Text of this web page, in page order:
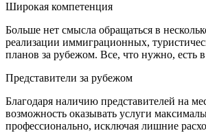
Широкая компетенция
Больше нет смысла обращаться в
реализации иммиграционных,
планов за рубежом. Все, что нужно, есть
Представители за рубежом
Благодаря наличию представителей на
возможность оказывать услуги
профессионально, исключая лишние